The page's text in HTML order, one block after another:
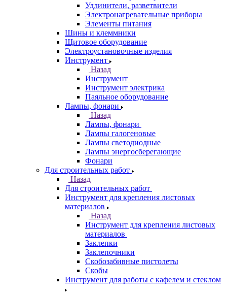
Удлинители, разветвители
Электронагревательные приборы
Элементы питания
Шины и клеммники
Щитовое оборудование
Электроустановочные изделия
Инструмент
Назад
Инструмент
Инструмент электрика
Паяльное оборудование
Лампы, фонари
Назад
Лампы, фонари
Лампы галогеновые
Лампы светодиодные
Лампы энергосберегающие
Фонари
Для строительных работ
Назад
Для строительных работ
Инструмент для крепления листовых
материалов
Назад
Инструмент для крепления листовых
материалов
Заклепки
Заклепочники
Скобозабивные пистолеты
Скобы
Инструмент для работы с кафелем и стеклом